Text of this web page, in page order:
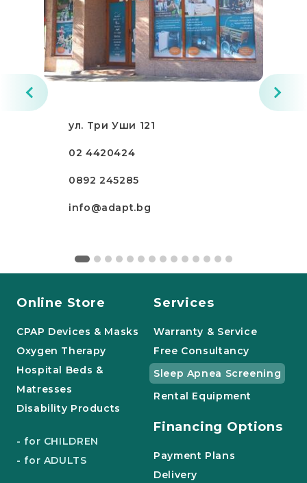
ул. Три Уши 121
02 4420424
0892 245285
info@adapt.bg
Online Store
CPAP Devices & Masks
Oxygen Therapy
Hospital Beds &
Matresses
Disability Products
- for CHILDREN
- for ADULTS
Services
Warranty & Service
Free Consultancy
Sleep Apnea Screening
Rental Equipment
Financing Options
Payment Plans
Delivery